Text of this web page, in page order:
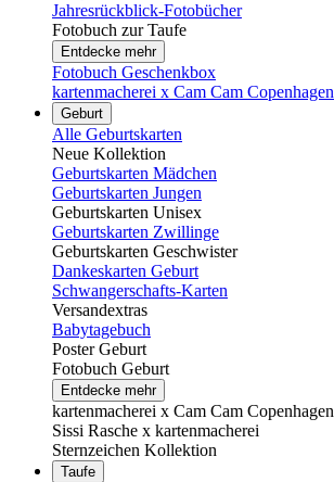
Jahresrückblick-Fotobücher
Fotobuch zur Taufe
Entdecke mehr
Fotobuch Geschenkbox
kartenmacherei x Cam Cam Copenhagen
Geburt
Alle Geburtskarten
Neue Kollektion
Geburtskarten Mädchen
Geburtskarten Jungen
Geburtskarten Unisex
Geburtskarten Zwillinge
Geburtskarten Geschwister
Dankeskarten Geburt
Schwangerschafts-Karten
Versandextras
Babytagebuch
Poster Geburt
Fotobuch Geburt
Entdecke mehr
kartenmacherei x Cam Cam Copenhagen
Sissi Rasche x kartenmacherei
Sternzeichen Kollektion
Taufe